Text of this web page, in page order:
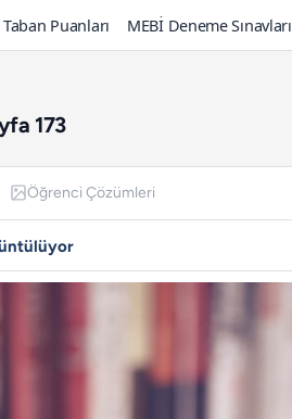
Taban Puanları MEBİ Deneme Sınavları
173
Öğrenci Çözümleri